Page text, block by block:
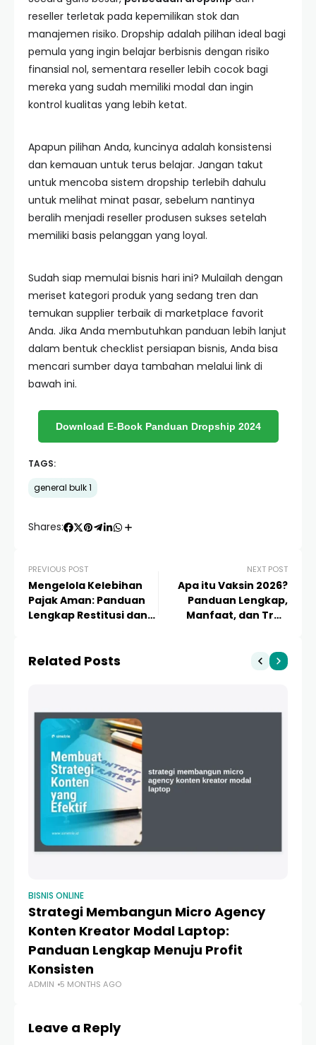
reseller terletak pada kepemilikan stok dan
manajemen risiko. Dropship adalah pilihan ideal bagi
pemula yang ingin belajar berbisnis dengan risiko
finansial nol, sementara reseller lebih cocok bagi
mereka yang sudah memiliki modal dan ingin
kontrol kualitas yang lebih ketat.
Apapun pilihan Anda, kuncinya adalah konsistensi
dan kemauan untuk terus belajar. Jangan takut
untuk mencoba sistem dropship terlebih dahulu
untuk melihat minat pasar, sebelum nantinya
beralih menjadi reseller produsen sukses setelah
memiliki basis pelanggan yang loyal.
Sudah siap memulai bisnis hari ini? Mulailah dengan
meriset kategori produk yang sedang tren dan
temukan supplier terbaik di marketplace favorit
Anda. Jika Anda membutuhkan panduan lebih lanjut
dalam bentuk checklist persiapan bisnis, Anda bisa
mencari sumber daya tambahan melalui link di
bawah ini.
Download E-Book Panduan Dropship 2024
TAGS:
general bulk 1
Shares:
PREVIOUS POST
Mengelola Kelebihan
Pajak Aman: Panduan
Lengkap Restitusi dan
NEXT POST
Apa itu Vaksin 2026?
Panduan Lengkap,
Manfaat, dan Tren
Related Posts
BISNIS ONLINE
Strategi Membangun Micro Agency
Konten Kreator Modal Laptop:
Panduan Lengkap Menuju Profit
Konsisten
ADMIN 5 MONTHS AGO
Leave a Reply